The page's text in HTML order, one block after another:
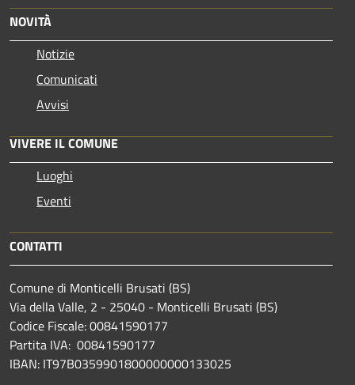
NOVITÀ
Notizie
Comunicati
Avvisi
VIVERE IL COMUNE
Luoghi
Eventi
CONTATTI
Comune di Monticelli Brusati (BS)
Via della Valle, 2 - 25040 - Monticelli Brusati (BS)
Codice Fiscale: 00841590177
Partita IVA: 00841590177
IBAN: IT97B0359901800000000133025